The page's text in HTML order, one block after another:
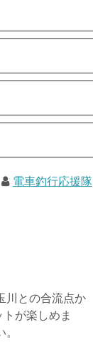
電車釣行応援隊
川との合流点か
が楽しめま